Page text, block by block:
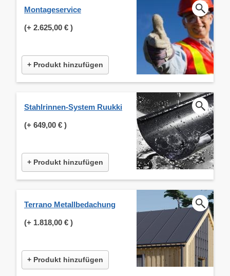
Montageservice
(+ 2.625,00 € )
+ Produkt hinzufügen
Stahlrinnen-System Ruukki
(+ 649,00 € )
+ Produkt hinzufügen
Terrano Metallbedachung
(+ 1.818,00 € )
+ Produkt hinzufügen